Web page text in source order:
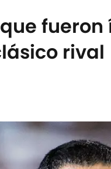
rival